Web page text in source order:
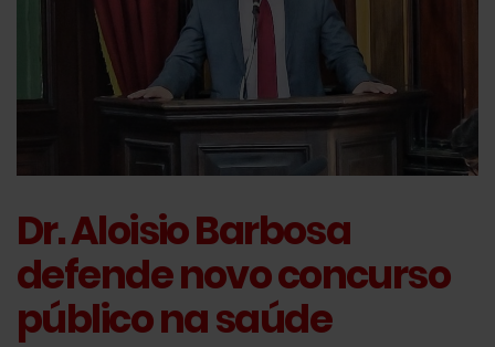
Dr. Aloisio Barbosa
defende novo concurso
público na saúde